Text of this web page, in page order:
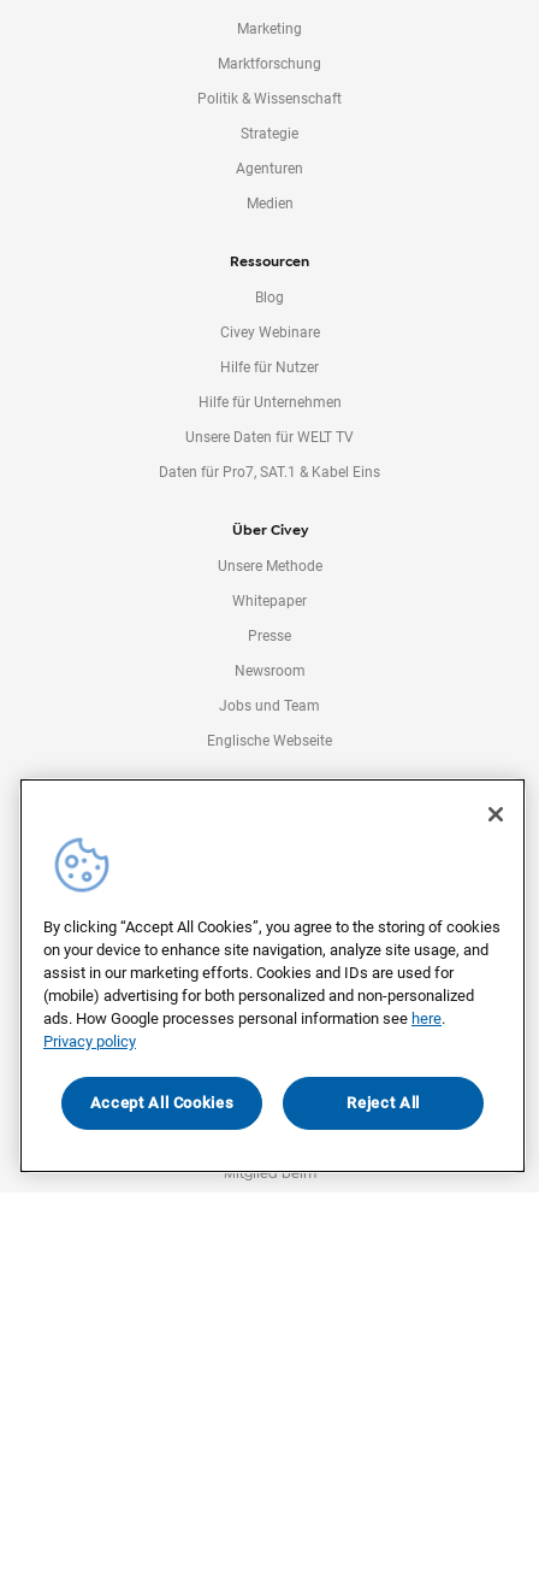
Marketing
Marktforschung
Politik & Wissenschaft
Strategie
Agenturen
Medien
Ressourcen
Blog
Civey Webinare
Hilfe für Nutzer
Hilfe für Unternehmen
Unsere Daten für WELT TV
Daten für Pro7, SAT.1 & Kabel Eins
Über Civey
Unsere Methode
Whitepaper
Presse
Newsroom
Jobs und Team
Englische Webseite
Impressum
Datenschutz
© 2026 Civey
Mitglied beim
By clicking “Accept All Cookies”, you agree to the storing of cookies
on your device to enhance site navigation, analyze site usage, and
assist in our marketing efforts. Cookies and IDs are used for
(mobile) advertising for both personalized and non-personalized
ads. How Google processes personal information see here.
Privacy policy
Accept All Cookies Reject All